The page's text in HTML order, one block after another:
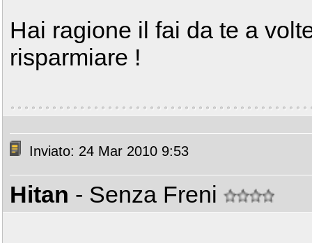
Hai ragione il fai da te a
risparmiare !
Inviato: 24 Mar 2010 9:53
Hitan - Senza Freni